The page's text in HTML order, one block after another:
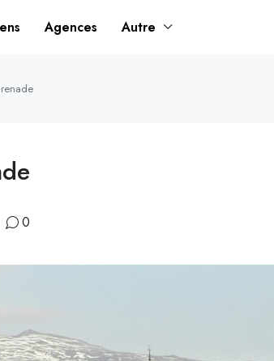
Agences Autre
0